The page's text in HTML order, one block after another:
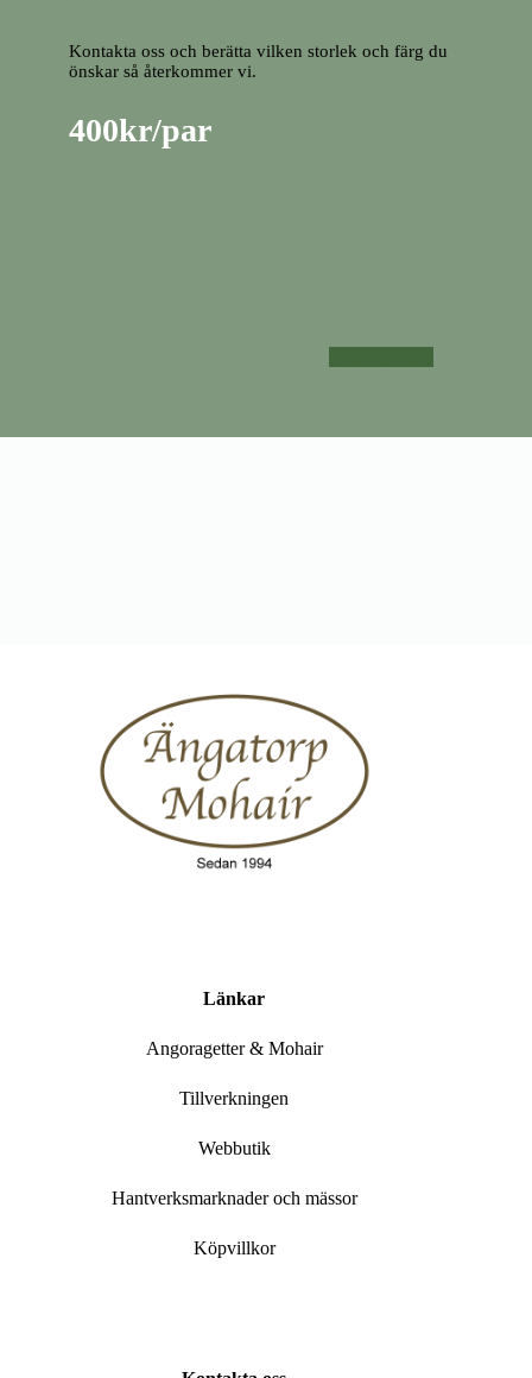
Kontakta oss och berätta vilken storlek och färg du
önskar så återkommer vi.
400kr/par
Länkar
Angoragetter & Mohair
Tillverkningen
Webbutik
Hantverksmarknader och mässor
Köpvillkor